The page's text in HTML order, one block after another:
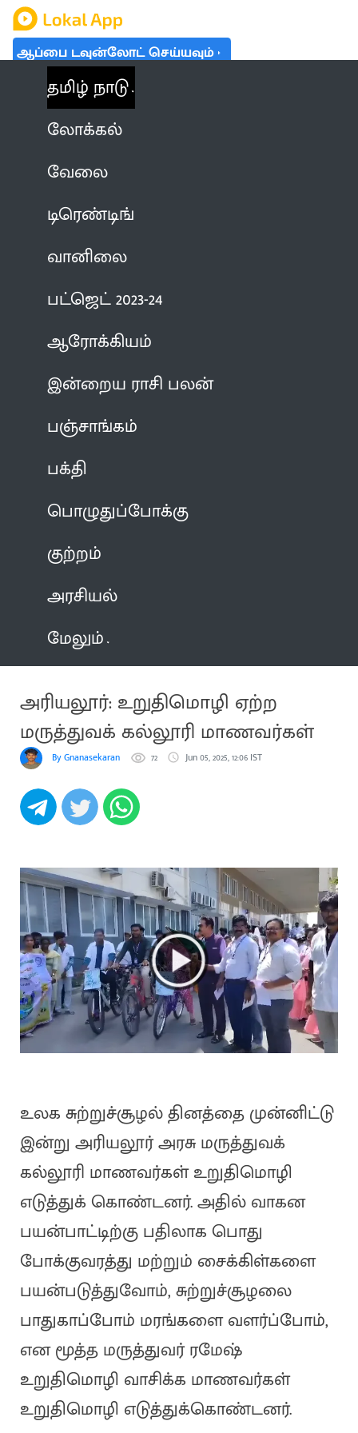
ஆப்பை டவுன்லோட் செய்யவும்
தமிழ் நாடு
லோக்கல்
வேலை
டிரெண்டிங்
வானிலை
பட்ஜெட் 2023-24
ஆரோக்கியம்
இன்றைய ராசி பலன்
பஞ்சாங்கம்
பக்தி
பொழுதுப்போக்கு
குற்றம்
அரசியல்
மேலும்
அரியலூர்: உறுதிமொழி ஏற்ற
மருத்துவக் கல்லூரி மாணவர்கள்
By Gnanasekaran 72 Jun 05, 2025, 12:06 IST
உலக சுற்றுச்சூழல் தினத்தை முன்னிட்டு
இன்று அரியலூர் அரசு மருத்துவக்
கல்லூரி மாணவர்கள் உறுதிமொழி
எடுத்துக் கொண்டனர். அதில் வாகன
பயன்பாட்டிற்கு பதிலாக பொது
போக்குவரத்து மற்றும் சைக்கிள்களை
பயன்படுத்துவோம், சுற்றுச்சூழலை
பாதுகாப்போம் மரங்களை வளர்ப்போம்,
என மூத்த மருத்துவர் ரமேஷ்
உறுதிமொழி வாசிக்க மாணவர்கள்
உறுதிமொழி எடுத்துக்கொண்டனர்.